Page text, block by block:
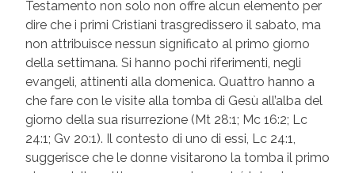
Testamento non solo non offre alcun elemento per
dire che i primi Cristiani trasgredissero il sabato, ma
non attribuisce nessun significato al primo giorno
della settimana. Si hanno pochi riferimenti, negli
evangeli, attinenti alla domenica. Quattro hanno a
che fare con le visite alla tomba di Gesù all’alba del
giorno della sua risurrezione (Mt 28:1; Mc 16:2; Lc
24:1; Gv 20:1). Il contesto di uno di essi, Lc 24:1,
suggerisce che le donne visitarono la tomba il primo